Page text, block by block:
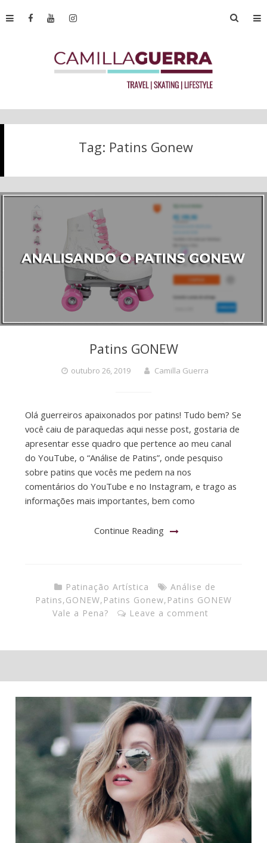
Tag: Patins Gonew
Patins GONEW
outubro 26, 2019 Camilla Guerra
Olá guerreiros apaixonados por patins! Tudo bem? Se
você caiu de paraquedas aqui nesse post, gostaria de
apresentar esse quadro que pertence ao meu canal
do YouTube, o “Análise de Patins”, onde pesquiso
sobre patins que vocês me pedem na nos
comentários do YouTube e no Instagram, e trago as
informações mais importantes, bem como
Continue Reading
Patinação Artística
Análise de
Patins,GONEW, Patins Gonew, Patins GONEW
Vale a Pena?
Leave a comment